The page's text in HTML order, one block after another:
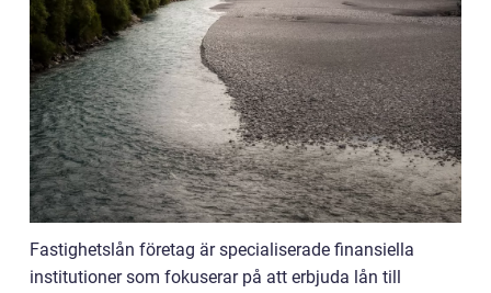
Fastighetslån företag är specialiserade finansiella
institutioner som fokuserar på att erbjuda lån till